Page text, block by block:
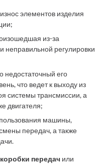
элементов изделия
из-за
неправильной регулировки
недостаточный его
что ведет к выходу из
системы трансмиссии, а
двигателя;
машины,
передач, а также
передач или